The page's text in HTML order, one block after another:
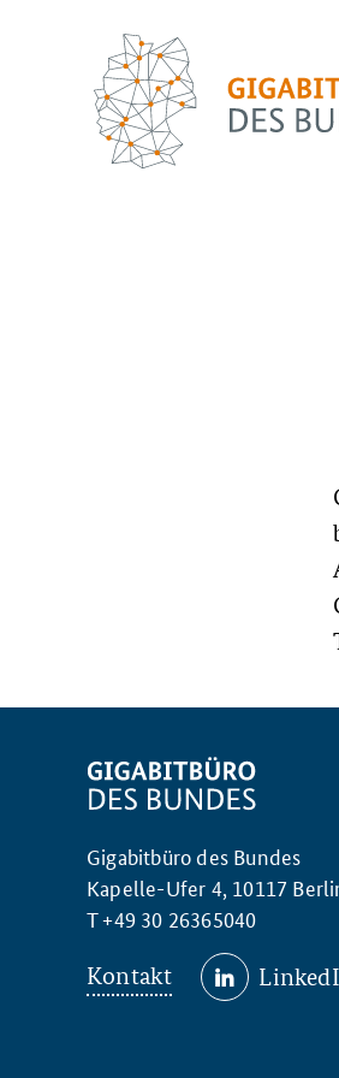
Gigabitbüro des Bundes
Kapelle-Ufer 4, 10117
T +49 30 26365040
Kontakt